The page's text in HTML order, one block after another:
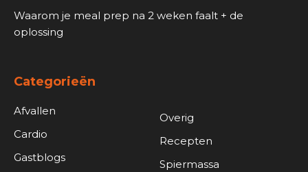
Waarom je meal prep na 2 weken faalt + de
oplossing
Categorieën
Afvallen
Cardio
Gastblogs
Overig
Recepten
Spiermassa